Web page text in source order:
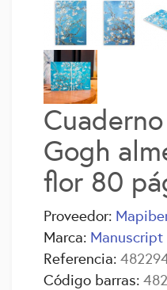
Gogh
flor 80
Proveedor:
Marca: Manuscript
Referencia:
Código barras: